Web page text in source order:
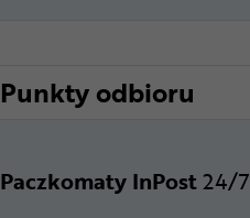
Punkty odbioru
Paczkomaty InPost24/7